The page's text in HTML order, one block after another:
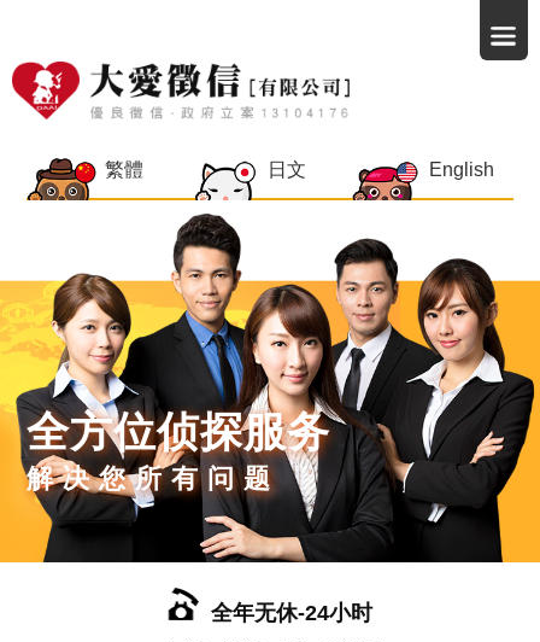
繁體 日文 English
全方位侦探服务
解决您所有问题
全年无休-24小时